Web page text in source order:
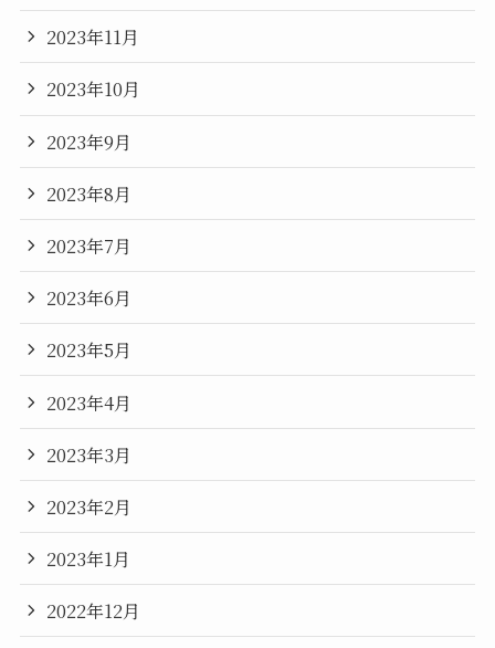
2023年11月
2023年10月
2023年9月
2023年8月
2023年7月
2023年6月
2023年5月
2023年4月
2023年3月
2023年2月
2023年1月
2022年12月